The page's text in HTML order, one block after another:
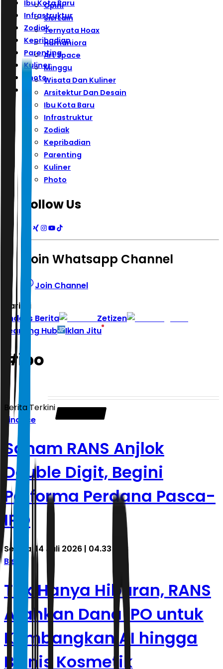
Ibu Kota Baru
Infrastruktur
Zodiak
Kepribadian
Parenting
Kuliner
Photo
Opini
Sisi Lain
Ternyata Hoax
Humaniora
Art Space
Minggu
Wisata Dan Kuliner
Arsitektur Dan Desain
Ibu Kota Baru
Infrastruktur
Zodiak
Kepribadian
Parenting
Kuliner
Photo
Follow Us
Join Whatsapp Channel
Join Channel
Hari ini
Indeks Berita
Zetizen
Learning Hub
Iklan Jitu
#ipo
Berita Terkini
Finance
Saham RANS Anjlok
Double Digit, Begini
Performa Perdana Pasca-
IPO
Selasa, 14 Juli 2026 | 04.33 WIB
Bisnis
Tak Hanya Hiburan, RANS
Arahkan Dana IPO untuk
Kembangkan AI hingga
Bisnis Kosmetik